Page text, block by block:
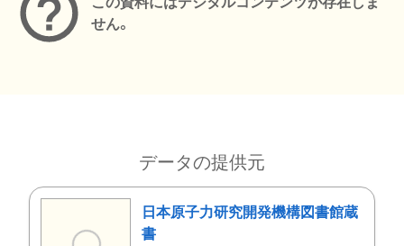
せん。
データの提供元
日本原子力研究開発機構図書館蔵
書